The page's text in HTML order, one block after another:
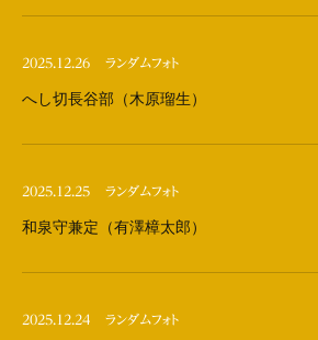
2025.12.26 ランダムフォト
へし切長谷部（木原瑠生）
2025.12.25 ランダムフォト
和泉守兼定（有澤樟太郎）
2025.12.24 ランダムフォト